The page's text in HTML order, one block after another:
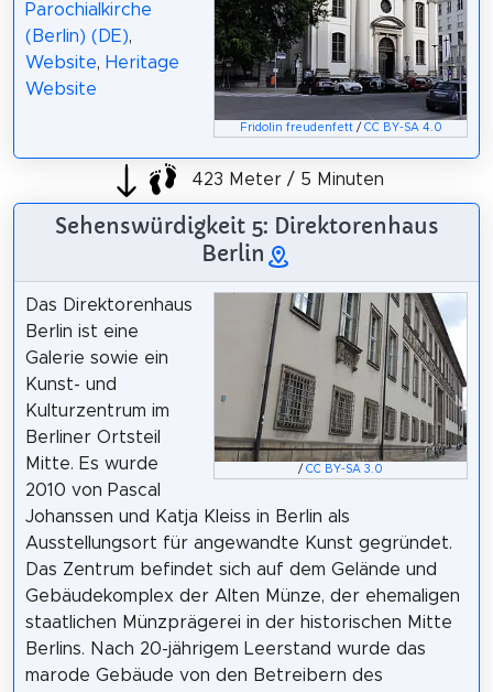
Fridolin freudenfett/ CC BY-SA 4.0
Parochialkirche
(Berlin) (DE),
Website, Heritage
Website
423 Meter / 5 Minuten
Sehenswürdigkeit 5: Direktorenhaus
Berlin
/CC BY-SA 3.0
Das Direktorenhaus
Berlin ist eine
Galerie sowie ein
Kunst- und
Kulturzentrum im
Berliner Ortsteil
Mitte. Es wurde
2010 von Pascal
Johanssen und Katja Kleiss in Berlin als
Ausstellungsort für angewandte Kunst gegründet.
Das Zentrum befindet sich auf dem Gelände und
Gebäudekomplex der Alten Münze, der ehemaligen
staatlichen Münzprägerei in der historischen Mitte
Berlins. Nach 20-jährigem Leerstand wurde das
marode Gebäude von den Betreibern des